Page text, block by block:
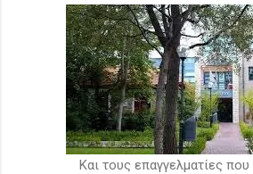
Και τους επαγγελματίες που